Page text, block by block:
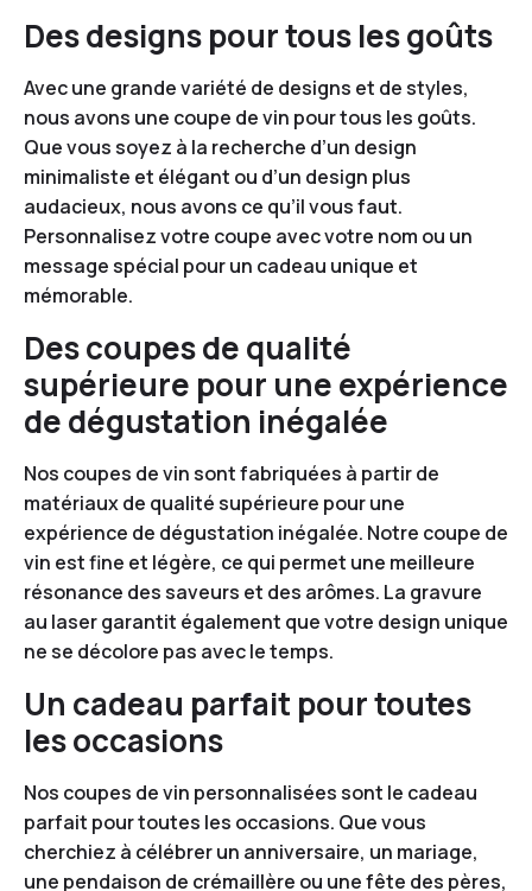
Des designs pour tous les goûts
Avec une grande variété de designs et de styles,
nous avons une coupe de vin pour tous les goûts.
Que vous soyez à la recherche d’un design
minimaliste et élégant ou d’un design plus
audacieux, nous avons ce qu’il vous faut.
Personnalisez votre coupe avec votre nom ou un
message spécial pour un cadeau unique et
mémorable.
Des coupes de qualité
supérieure pour une expérience
de dégustation inégalée
Nos coupes de vin sont fabriquées à partir de
matériaux de qualité supérieure pour une
expérience de dégustation inégalée. Notre coupe de
vin est fine et légère, ce qui permet une meilleure
résonance des saveurs et des arômes. La gravure
au laser garantit également que votre design unique
ne se décolore pas avec le temps.
Un cadeau parfait pour toutes
les occasions
Nos coupes de vin personnalisées sont le cadeau
parfait pour toutes les occasions. Que vous
cherchiez à célébrer un anniversaire, un mariage,
une pendaison de crémaillère ou une fête des pères,